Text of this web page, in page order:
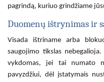
pagrindą, kuriuo grindžiame
Duomenų ištrynimas ir
Visada ištriname arba
saugojimo tikslas
vykdomas, jei tai numato
pavyzdžiui, dėl įstatymais